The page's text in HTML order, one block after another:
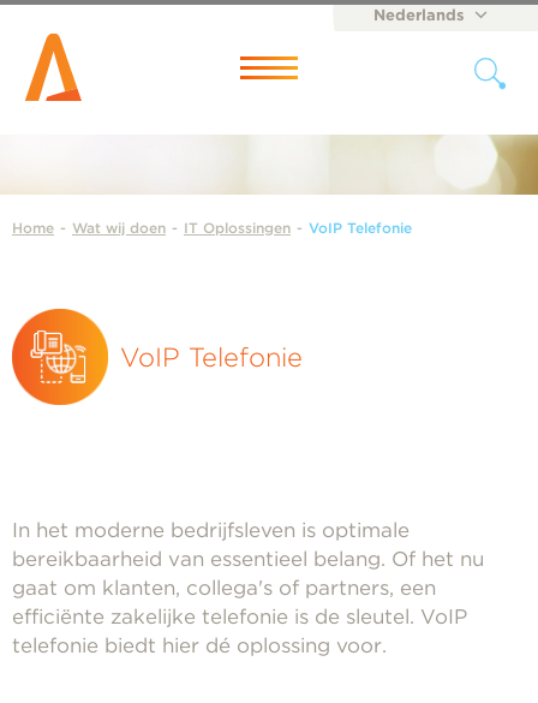
Nederlands
Menu
Home - Wat wij doen - IT Oplossingen - VoIP Telefonie
VoIP Telefonie
In het moderne bedrijfsleven is optimale
bereikbaarheid van essentieel belang. Of het nu
gaat om klanten, collega's of partners, een
efficiënte zakelijke telefonie is de sleutel. VoIP
telefonie biedt hier dé oplossing voor.